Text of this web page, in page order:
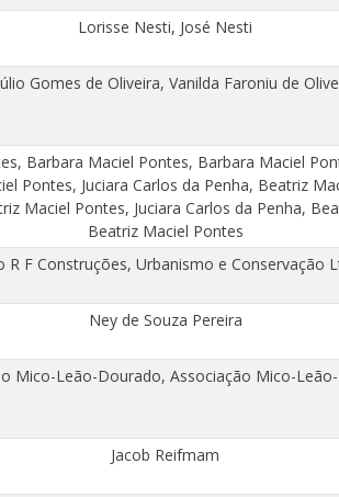
Lorisse Nesti, José Nesti
Gomes de Oliveira, Vanilda Faroniu de
Barbara Maciel Pontes, Barbara Maciel
Pontes, Juciara Carlos da Penha, Beatriz
Maciel Pontes, Juciara Carlos da Penha,
Beatriz Maciel Pontes
R F Construções, Urbanismo e Conservação
Ney de Souza Pereira
Mico-Leão-Dourado, Associação Mico-
Jacob Reifmam